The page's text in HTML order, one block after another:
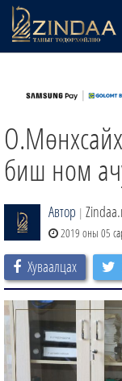
ТВ8
ӨГЛӨӨНИЙ СОНИН
биш ном
Автор |
2019 оны 05
Хуваалцах